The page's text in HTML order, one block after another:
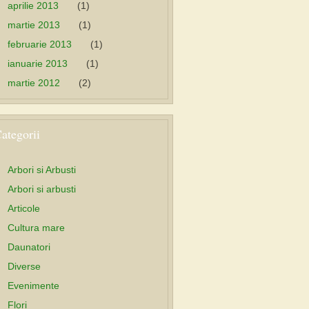
aprilie 2013
(1)
martie 2013
(1)
februarie 2013
(1)
ianuarie 2013
(1)
martie 2012
(2)
Arbori si Arbusti
Arbori si arbusti
Articole
Cultura mare
Daunatori
Diverse
Evenimente
Flori